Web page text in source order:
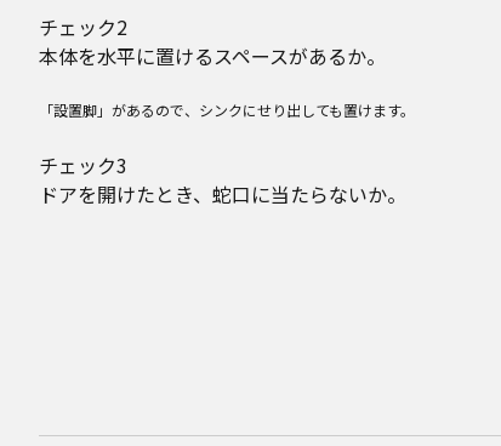
チェック2
本体を水平に置けるスペースがあるか。
「設置脚」があるので、シンクにせり出しても置けます。
チェック3
ドアを開けたとき、蛇口に当たらないか。